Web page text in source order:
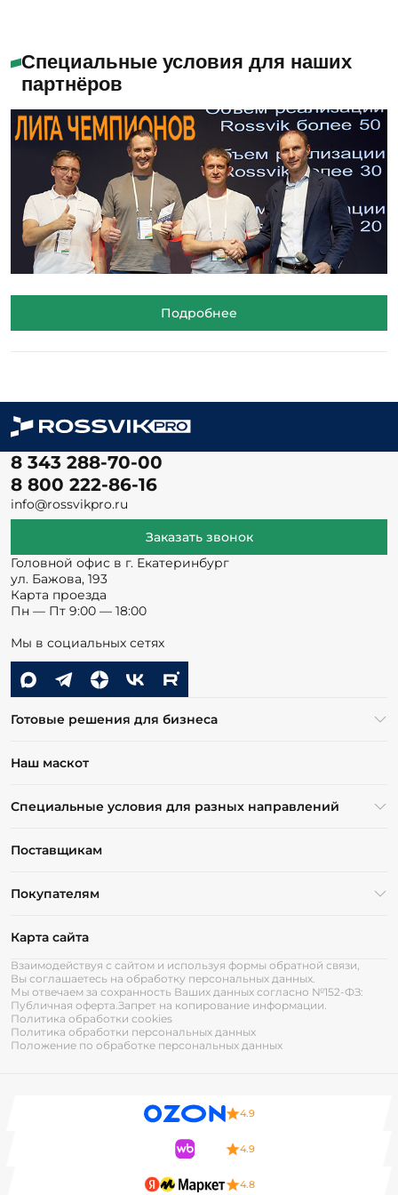
Специальные условия для наших
партнёров
Подробнее
8 343 288-70-00
8 800 222-86-16
info@rossvikpro.ru
Заказать звонок
Головной офис в г. Екатеринбург
ул. Бажова, 193
Карта проезда
Пн — Пт 9:00 — 18:00
Мы в социальных сетях
Готовые решения для бизнеса
Наш маскот
Специальные условия для разных направлений
Поставщикам
Покупателям
Карта сайта
Взаимодействуя с сайтом и используя формы обратной связи,
Вы соглашаетесь на обработку персональных данных.
Мы отвечаем за сохранность Ваших данных согласно №152-ФЗ:
Публичная оферта.Запрет на копирование информации.
Политика обработки cookies
Политика обработки персональных данных
Положение по обработке персональных данных
4.9
4.9
4.8